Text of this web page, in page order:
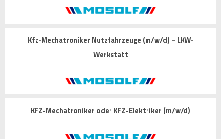
Kfz-Mechatroniker Nutzfahrzeuge (m/w/d) – LKW-
Werkstatt
KFZ-Mechatroniker oder KFZ-Elektriker (m/w/d)